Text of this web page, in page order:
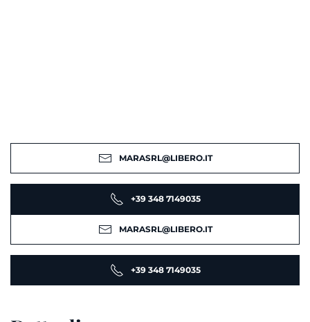
MARASRL@LIBERO.IT
+39 348 7149035
MARASRL@LIBERO.IT
+39 348 7149035